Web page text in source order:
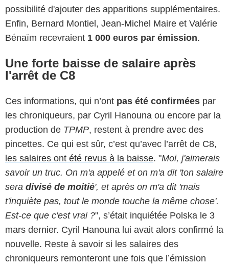
possibilité d'ajouter des apparitions supplémentaires.
Enfin, Bernard Montiel, Jean-Michel Maire et Valérie
Bénaïm recevraient 1 000 euros par émission.
Une forte baisse de salaire après
l'arrêt de C8
Ces informations, qui n’ont pas été confirmées par
les chroniqueurs, par Cyril Hanouna ou encore par la
production de TPMP, restent à prendre avec des
pincettes. Ce qui est sûr, c’est qu’avec l’arrêt de C8,
les salaires ont été revus à la baisse. "Moi, j'aimerais
savoir un truc. On m'a appelé et on m'a dit 'ton salaire
sera divisé de moitié', et après on m'a dit 'mais
t'inquiète pas, tout le monde touche la même chose'.
Est-ce que c'est vrai ?", s’était inquiétée Polska le 3
mars dernier. Cyril Hanouna lui avait alors confirmé la
nouvelle. Reste à savoir si les salaires des
chroniqueurs remonteront une fois que l’émission